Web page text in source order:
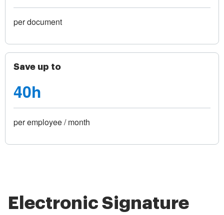
per document
Save up to
40h
per employee / month
Electronic Signature